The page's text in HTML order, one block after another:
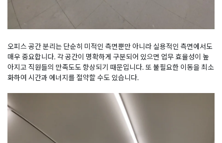
오피스 공간 분리는 단순히 미적인 측면뿐만 아니라 실용적인 측면에서도
매우 중요합니다. 각 공간이 명확하게 구분되어 있으면 업무 효율성이 높
아지고 직원들의 만족도도 향상되기 때문입니다. 또 불필요한 이동을 최소
화하여 시간과 에너지를 절약할 수도 있습니다.